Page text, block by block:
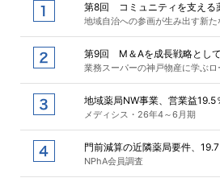
第8回 コミュニティを支える
地域自治への参画が生み出す新た
第9回 M＆Aを成長戦略とし
業務スーパーの神戸物産に学ぶ
地域薬局NW事業、営業益19.5
メディシス・26年4～6月期
門前減算の近隣薬局要件、
NPhA会員調査